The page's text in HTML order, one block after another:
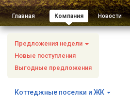
Главная Компания Новости
Предложения недели
Новые поступления
Выгодные предложения
Коттеджные поселки и ЖК